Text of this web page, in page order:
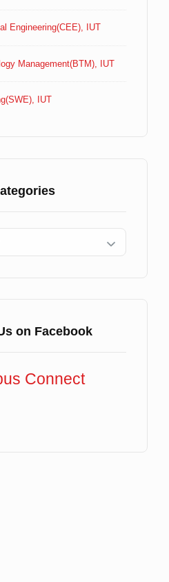
Engineering(CEE), IUT
Management(BTM), IUT
IUT
on Facebook
Connect